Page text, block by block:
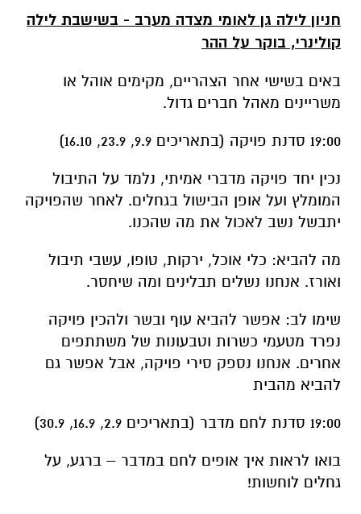
חניון לילה גן לאומי מצדה מערב - בשישבת לילה
קולינרי, בוקר על ההר
באים בשישי אחר הצהריים, מקימים אוהל או
משריינים מאהל חברים גדול.
19:00 סדנת פויקה (בתאריכים 9.9, 23.9, 16.10)
נכין יחד פויקה מדברי אמיתי, נלמד על התיבול
המומלץ ועל אופן הבישול בגחלים. לאחר שהפויקה
יתבשל נשב לאכול את מה שהכנו.
מה להביא: כלי אוכל, ירקות, טופו, עשבי תיבול
ואורז. אנחנו נשלים תבלינים ומה שיחסר.
שימו לב: אפשר להביא עוף ובשר ולהכין פויקה
נפרד מטעמי כשרות וטבעונות של משתתפים
אחרים. אנחנו נספק סירי פויקה, אבל אפשר גם
להביא מהבית
19:00 סדנת לחם מדבר (בתאריכים 2.9, 16.9, 30.9)
בואו לראות איך אופים לחם במדבר – ברגע, על
גחלים לוחשות!